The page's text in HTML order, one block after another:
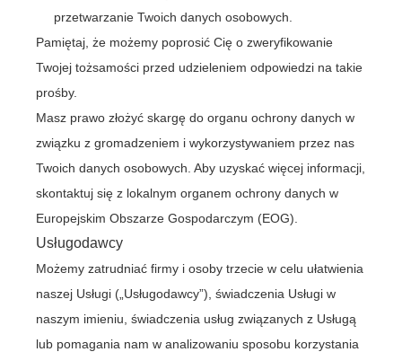
przetwarzanie Twoich danych osobowych.
Pamiętaj, że możemy poprosić Cię o zweryfikowanie
Twojej tożsamości przed udzieleniem odpowiedzi na takie
prośby.
Masz prawo złożyć skargę do organu ochrony danych w
związku z gromadzeniem i wykorzystywaniem przez nas
Twoich danych osobowych. Aby uzyskać więcej informacji,
skontaktuj się z lokalnym organem ochrony danych w
Europejskim Obszarze Gospodarczym (EOG).
Usługodawcy
Możemy zatrudniać firmy i osoby trzecie w celu ułatwienia
naszej Usługi („Usługodawcy”), świadczenia Usługi w
naszym imieniu, świadczenia usług związanych z Usługą
lub pomagania nam w analizowaniu sposobu korzystania